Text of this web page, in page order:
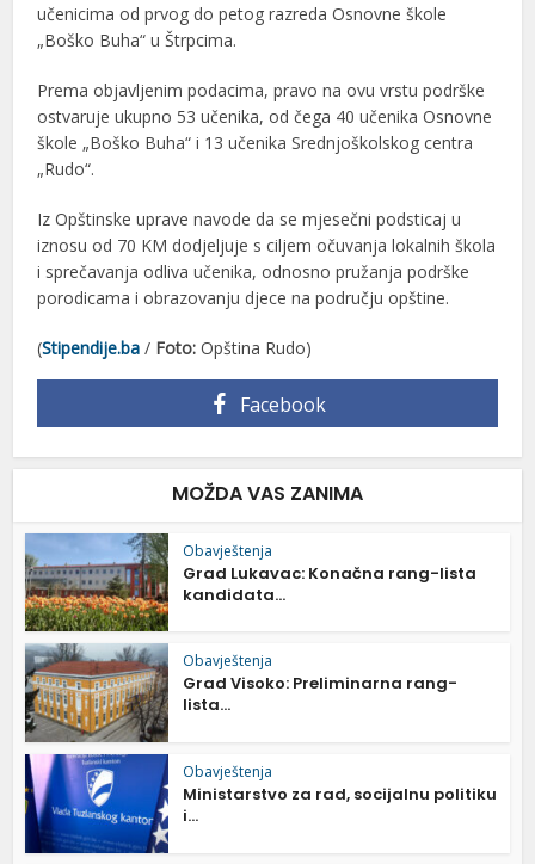
učenicima od prvog do petog razreda Osnovne škole
„Boško Buha“ u Štrpcima.
Prema objavljenim podacima, pravo na ovu vrstu podrške
ostvaruje ukupno 53 učenika, od čega 40 učenika Osnovne
škole „Boško Buha“ i 13 učenika Srednjoškolskog centra
„Rudo“.
Iz Opštinske uprave navode da se mjesečni podsticaj u
iznosu od 70 KM dodjeljuje s ciljem očuvanja lokalnih škola
i sprečavanja odliva učenika, odnosno pružanja podrške
porodicama i obrazovanju djece na području opštine.
(Stipendije.ba / Foto: Opština Rudo)
Facebook
MOŽDA VAS ZANIMA
Obavještenja
Grad Lukavac: Konačna rang-lista
kandidata...
Obavještenja
Grad Visoko: Preliminarna rang-
lista...
Obavještenja
Ministarstvo za rad, socijalnu politiku
i...